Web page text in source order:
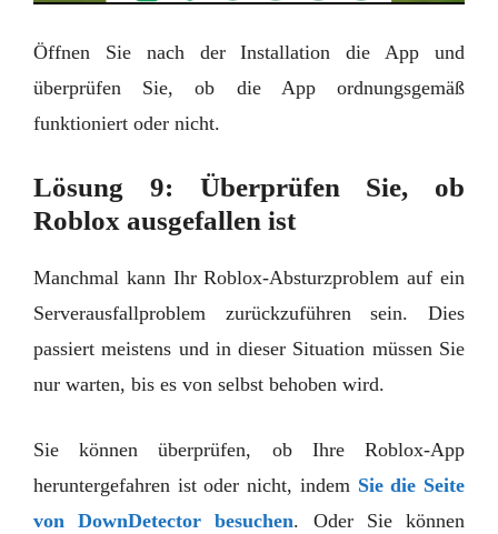
Öffnen Sie nach der Installation die App und
überprüfen Sie, ob die App ordnungsgemäß
funktioniert oder nicht.
Lösung 9: Überprüfen Sie, ob
Roblox ausgefallen ist
Manchmal kann Ihr Roblox-Absturzproblem auf ein
Serverausfallproblem zurückzuführen sein. Dies
passiert meistens und in dieser Situation müssen Sie
nur warten, bis es von selbst behoben wird.
Sie können überprüfen, ob Ihre Roblox-App
heruntergefahren ist oder nicht, indem Sie die Seite
von DownDetector besuchen. Oder Sie können